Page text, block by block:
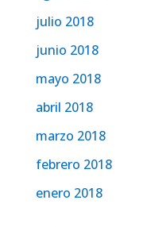
julio 2018
junio 2018
mayo 2018
abril 2018
marzo 2018
febrero 2018
enero 2018